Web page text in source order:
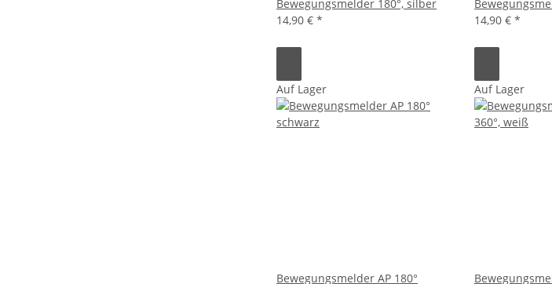
Bewegungsmelder 180°, silber
14,90 € *
14,90 € *
Auf Lager
Bewegungsmelder AP 180°
Auf Lager